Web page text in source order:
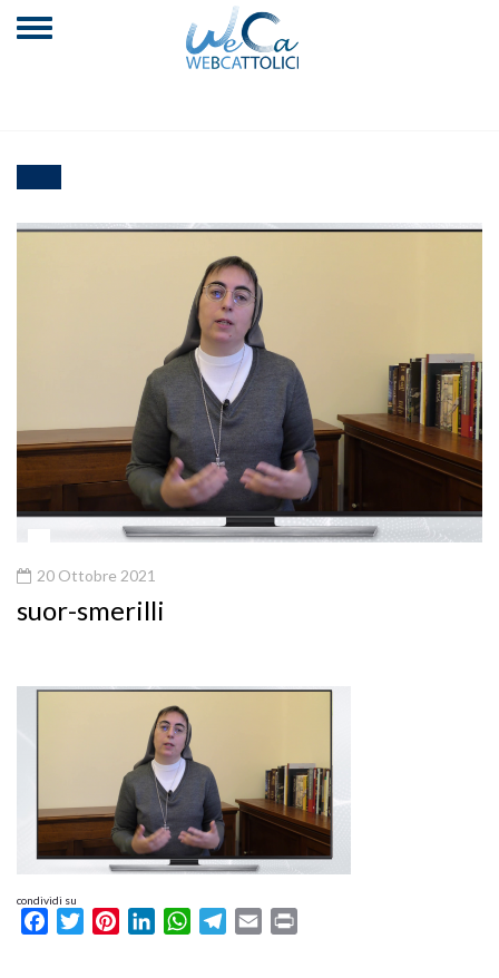
20 Ottobre 2021
suor-smerilli
condividi su
FacebookTwitterPinterestLinkedInWhatsAppTelegram
Email